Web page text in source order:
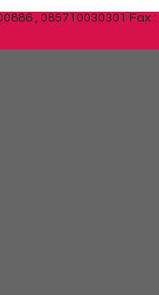
, 085710030301